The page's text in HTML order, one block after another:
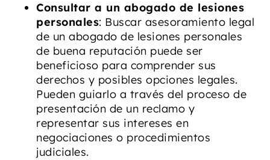
Consultar a un abogado de lesiones
personales: Buscar asesoramiento legal
de un abogado de lesiones personales
de buena reputación puede ser
beneficioso para comprender sus
derechos y posibles opciones legales.
Pueden guiarlo a través del proceso de
presentación de un reclamo y
representar sus intereses en
negociaciones o procedimientos
judiciales.